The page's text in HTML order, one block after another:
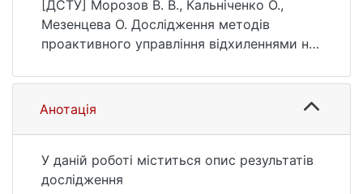
інформаційних систем і технологій, (1 (1)),
79–87.
https://doi.org/10.17721/ISTS.2019.1.79-87
[ДСТУ] Морозов В. В., Кальніченко О.,
Мезенцева О. Дослідження методів
проактивного управління відхиленнями на
інформаційних систем і технологій. 2019.
№ 1 (1). С. 79—87. DOI:
10.17721/ISTS.2019.1.79-87 (дата звернення:
Анотація
У даній роботі міститься опис результатів
дослідження